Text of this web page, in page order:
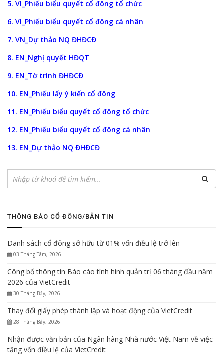
5. VI_Phiếu biểu quyết cổ đông tổ chức
6. VI_Phiếu biểu quyết cổ đông cá nhân
7. VN_Dự thảo NQ ĐHĐCĐ
8. EN_Nghị quyết HĐQT
9. EN_Tờ trình ĐHĐCĐ
10. EN_Phiếu lấy ý kiến cổ đông
11. EN_Phiếu biểu quyết cổ đông tổ chức
12. EN_Phiếu biểu quyết cổ đông cá nhân
13. EN_Dự thảo NQ ĐHĐCĐ
THÔNG BÁO CỔ ĐÔNG/BẢN TIN
Danh sách cổ đông sở hữu từ 01% vốn điều lệ trở lên
03 Tháng Tám, 2026
Công bố thông tin Báo cáo tình hình quản trị 06 tháng đầu năm
2026 của VietCredit
30 Tháng Bảy, 2026
Thay đổi giấy phép thành lập và hoạt động của VietCredit
28 Tháng Bảy, 2026
Nhận được văn bản của Ngân hàng Nhà nước Việt Nam về việc
tăng vốn điều lệ của VietCredit